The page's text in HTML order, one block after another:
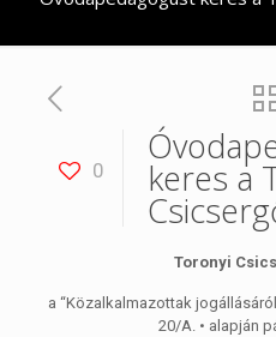
0 keres a
Toronyi
a “Közalkalmazottak
20/A. • alapján